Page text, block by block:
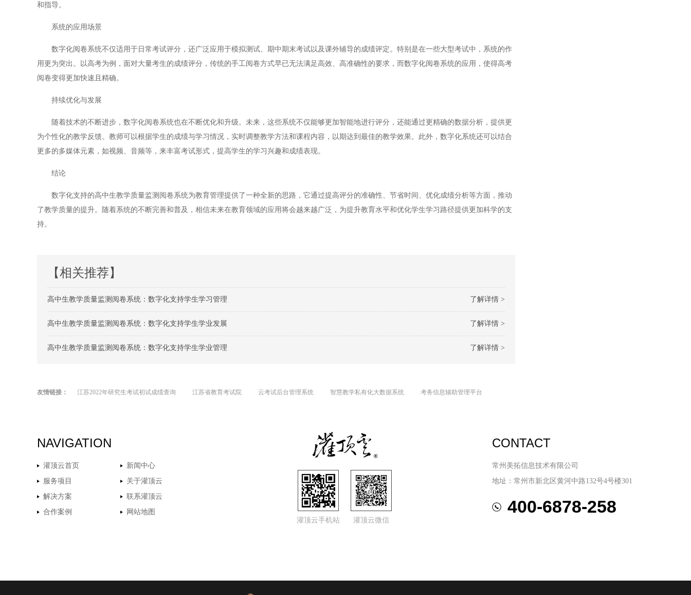
和指导。
系统的应用场景
数字化阅卷系统不仅适用于日常考试评分，还广泛应用于模拟测试、期中期末考试以及课外辅导的成绩评定。特别是在一些大型考试中，系统的作
用更为突出。以高考为例，面对大量考生的成绩评分，传统的手工阅卷方式早已无法满足高效、高准确性的要求，而数字化阅卷系统的应用，使得高考
阅卷变得更加快速且精确。
持续优化与发展
随着技术的不断进步，数字化阅卷系统也在不断优化和升级。未来，这些系统不仅能够更加智能地进行评分，还能通过更精确的数据分析，提供更
为个性化的教学反馈。教师可以根据学生的成绩与学习情况，实时调整教学方法和课程内容，以期达到最佳的教学效果。此外，数字化系统还可以结合
更多的多媒体元素，如视频、音频等，来丰富考试形式，提高学生的学习兴趣和成绩表现。
结论
数字化支持的高中生教学质量监测阅卷系统为教育管理提供了一种全新的思路，它通过提高评分的准确性、节省时间、优化成绩分析等方面，推动
了教学质量的提升。随着系统的不断完善和普及，相信未来在教育领域的应用将会越来越广泛，为提升教育水平和优化学生学习路径提供更加科学的支
持。
【相关推荐】
了解详情 >
高中生教学质量监测阅卷系统：数字化支持学生学习管理
了解详情 >
高中生教学质量监测阅卷系统：数字化支持学生学业发展
了解详情 >
高中生教学质量监测阅卷系统：数字化支持学生学业管理
友情链接： 江苏2022年研究生考试初试成绩查询 江苏省教育考试院 云考试后台管理系统 智慧教学私有化大数据系统 考务信息辅助管理平台
NAVIGATION
灌顶云首页
新闻中心
服务项目
关于灌顶云
解决方案
联系灌顶云
合作案例
网站地图
灌顶云手机站
灌顶云微信
CONTACT
常州美拓信息技术有限公司
地址：常州市新北区黄河中路132号4号楼301
400-6878-258